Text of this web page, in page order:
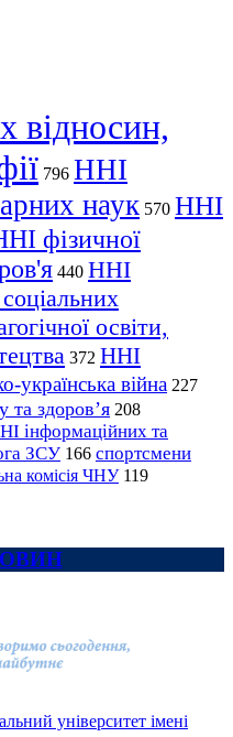
відносин,
796 ННІ
наук 570 ННІ
фізичної
440 ННІ
соціальних
освіти,
372 ННІ
українська війна 227
та здоров’я 208
інформаційних та
ЗСУ 166 спортсмени
комісія ЧНУ 119
університет імені